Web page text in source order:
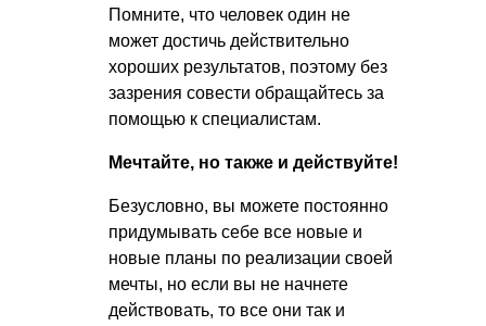
Помните, что человек один не
может достичь действительно
хороших результатов, поэтому без
зазрения совести обращайтесь за
помощью к специалистам.
Мечтайте, но также и действуйте!
Безусловно, вы можете постоянно
придумывать себе все новые и
новые планы по реализации своей
мечты, но если вы не начнете
действовать, то все они так и